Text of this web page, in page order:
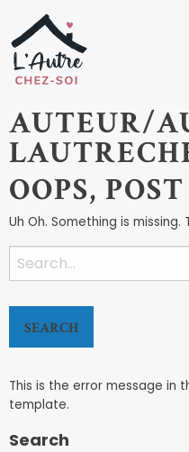
AUTEUR/
OOPS,
Uh Oh. Something is
Search
for:
This is the error message in
template.
Search